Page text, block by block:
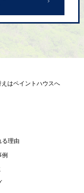
はペイントハウスへ
る理由
例